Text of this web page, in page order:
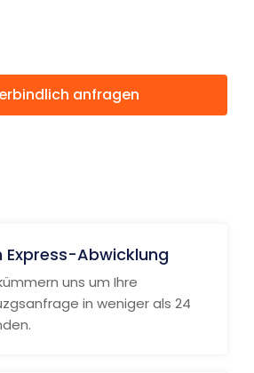
anfragen
Express-Abwicklung
uns um Ihre
in weniger als 24